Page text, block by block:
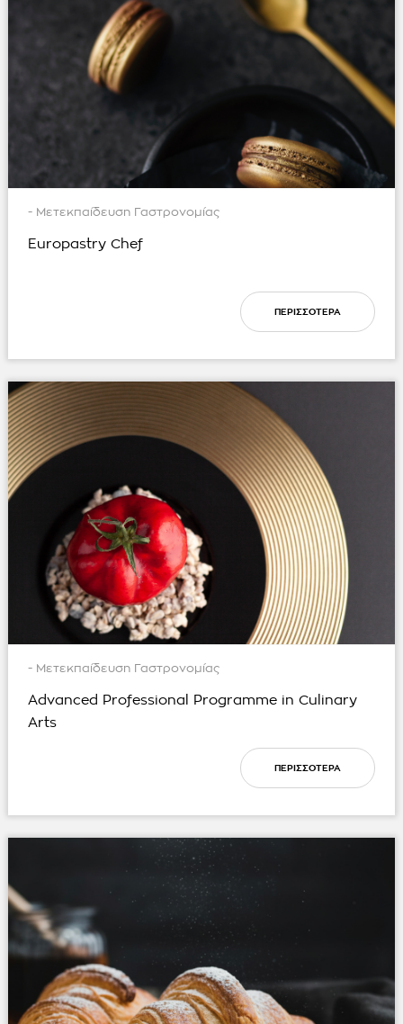
- Μετεκπαίδευση Γαστρονομίας
Europastry Chef
ΠΕΡΙΣΣΟΤΕΡΑ
- Μετεκπαίδευση Γαστρονομίας
Advanced Professional Programme in Culinary
Arts
ΠΕΡΙΣΣΟΤΕΡΑ